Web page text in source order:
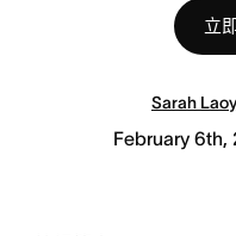
立
Sarah
February 6th,